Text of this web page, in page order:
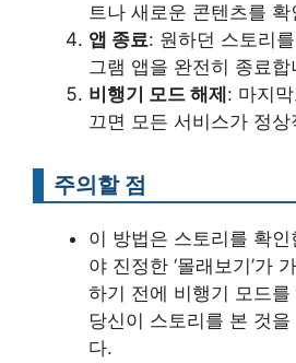
트나 새로운 콘텐츠를
앱 종료: 원하던 스토리
그램 앱을 완전히 종료합
비행기 모드 해제 : 마지
끄면 모든 서비스가 정
주의할 점
이 방법은 스토리를 확
야 진정한 ‘몰래보기’가
하기 전에 비행기 모드
당신이 스토리를 본 것
다.